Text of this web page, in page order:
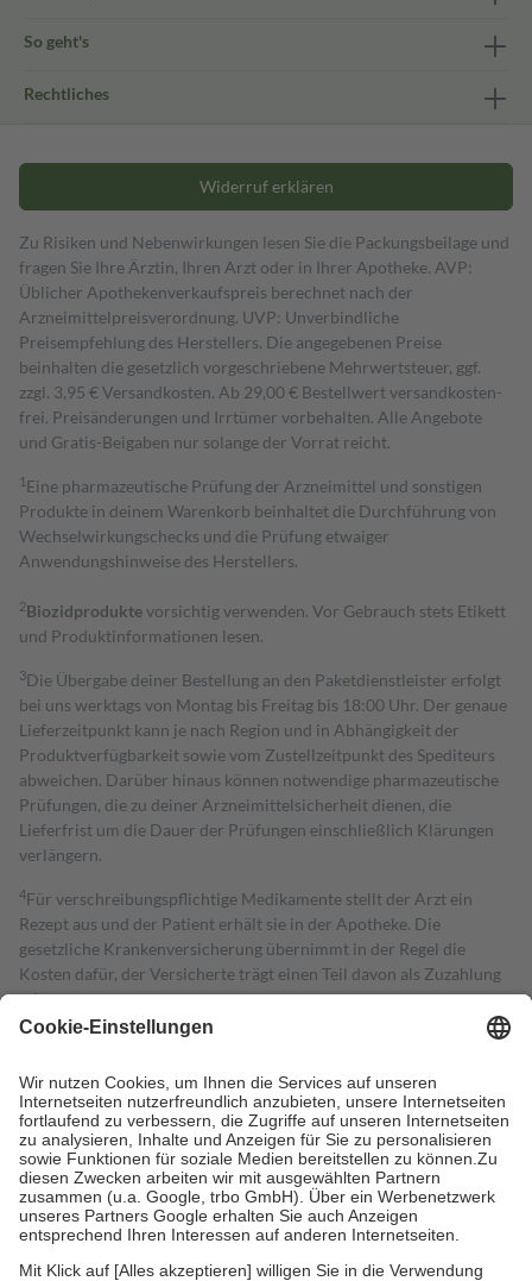
So geht's
Rechtliches
Widerruf erklären
Zu Risiken und Nebenwirkungen lesen Sie die Packungsbeilage und
fragen Sie Ihre Ärztin, Ihren Arzt oder in Ihrer Apotheke. AVP:
Üblicher Apothekenverkaufspreis berechnet nach der
Arzneimittelpreisverordnung. UVP: Unverbindliche
Preisempfehlung des Herstellers. Die angegebenen Preise
beinhalten die gesetzlich vorgeschriebene Mehrwertsteuer, ggf.
zzgl. 3,95 € Versandkosten. Ab 29,00 € Bestell­wert versand­kosten­
frei. Preisänderungen und Irrtümer vorbehalten. Alle Angebote
und Gratis-Beigaben nur solange der Vorrat reicht.
1 Eine pharmazeutische Prüfung der Arzneimittel und sonstigen
Produkte in deinem Warenkorb beinhaltet die Durchführung von
Wechselwirkungschecks und die Prüfung etwaiger
Anwendungshinweise des Herstellers.
2Biozidproduktevorsichtig verwenden. Vor Gebrauch stets Etikett
und Produktinformationen lesen.
3Die Übergabe deiner Bestellung an den Paketdienstleister erfolgt
bei uns werktags von Montag bis Freitag bis 18:00 Uhr. Der genaue
Lieferzeitpunkt kann je nach Region und in Abhängigkeit der
Produktverfügbarkeit sowie vom Zustellzeitpunkt des Spediteurs
abweichen. Darüber hinaus können notwendige pharmazeutische
Prüfungen, die zu deiner Arzneimittelsicherheit dienen, die
Lieferfrist um die Dauer der Prüfungen einschließlich Klärungen
verlängern.
4Für verschreibungspflichtige Medikamente stellt der Arzt ein
Rezept aus und der Patient erhält sie in der Apotheke. Die
gesetzliche Krankenversicherung übernimmt in der Regel die
Kosten dafür, der Versicherte trägt einen Teil davon als Zuzahlung
mit.
Grundsätzlich leisten Mitglieder Zuzahlungen in Höhe von zehn
höchstens zehn Euro.
Es sind jedoch nie mehr als die tatsächlichen
Kosten der Leistung zu entrichten.
Diese Regeln gelten grundsätzlich auch für Online-Apotheken.
Bei Heilmitteln und häuslicher Krankenpflege beträgt die
Zuzahlung zehn Prozent der Kosten sowie zehn Euro je
Verordnung.
Um das Engagement der Versicherten für ihre eigene Gesundheit zu
stärken und die besondere Stellung der Familie zu unterstützen,
fallenkeine Zuzahlungenan bei: